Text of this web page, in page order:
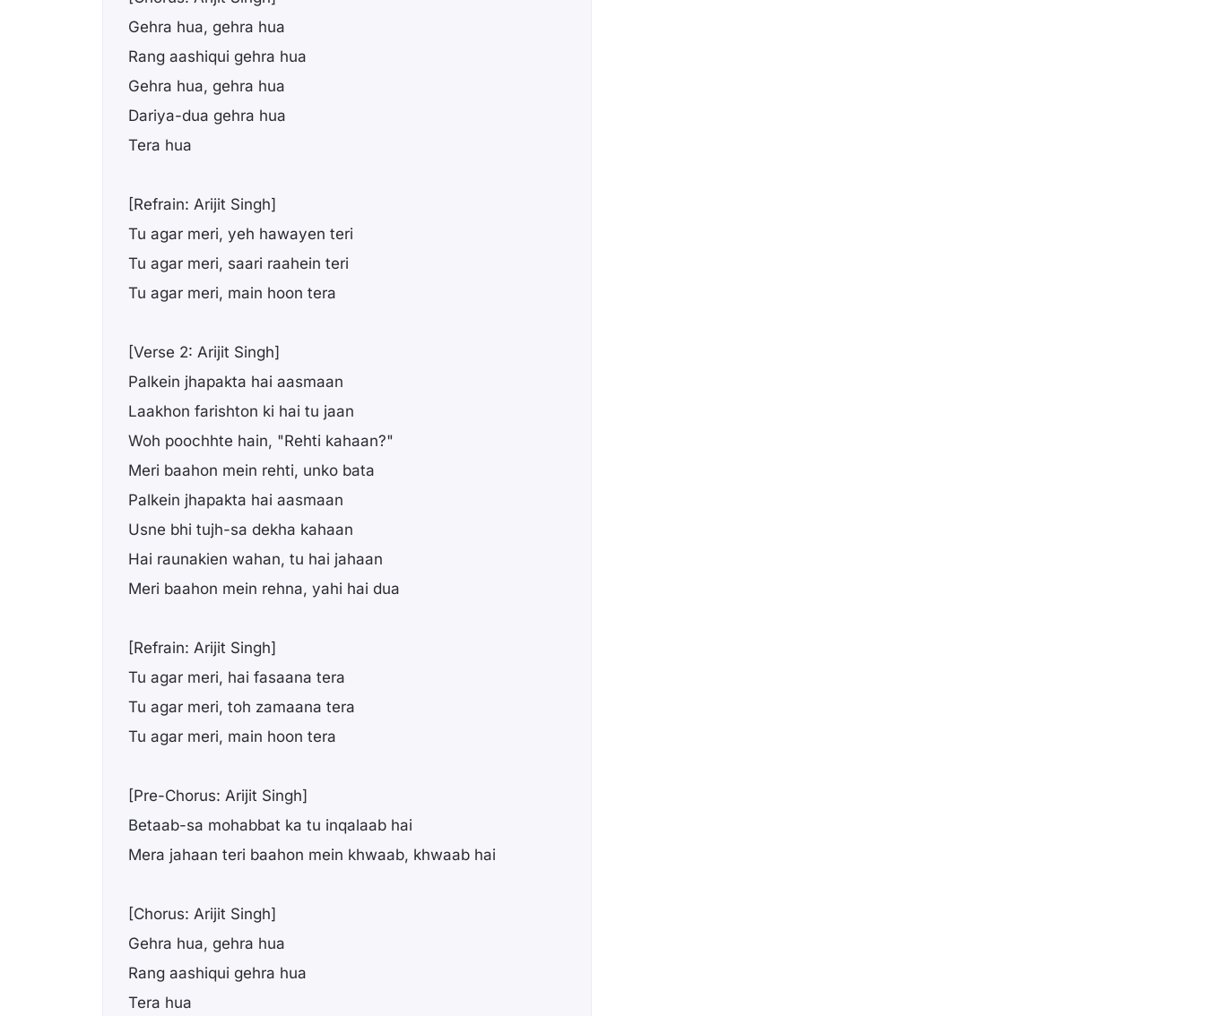
Gehra hua, gehra hua
Rang aashiqui gehra hua
Gehra hua, gehra hua
Dariya-dua gehra hua
Tera hua
[Refrain: Arijit Singh]
Tu agar meri, yeh hawayen teri
Tu agar meri, saari raahein teri
Tu agar meri, main hoon tera
[Verse 2: Arijit Singh]
Palkein jhapakta hai aasmaan
Laakhon farishton ki hai tu jaan
Woh poochhte hain, "Rehti kahaan?"
Meri baahon mein rehti, unko bata
Palkein jhapakta hai aasmaan
Usne bhi tujh-sa dekha kahaan
Hai raunakien wahan, tu hai jahaan
Meri baahon mein rehna, yahi hai dua
[Refrain: Arijit Singh]
Tu agar meri, hai fasaana tera
Tu agar meri, toh zamaana tera
Tu agar meri, main hoon tera
[Pre-Chorus: Arijit Singh]
Betaab-sa mohabbat ka tu inqalaab hai
Mera jahaan teri baahon mein khwaab, khwaab hai
[Chorus: Arijit Singh]
Gehra hua, gehra hua
Rang aashiqui gehra hua
Tera hua